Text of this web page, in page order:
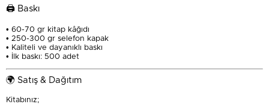
🖨️ Baskı
• 60-70 gr kitap kâğıdı
• 250-300 gr selefon kapak
• Kaliteli ve dayanıklı baskı
• İlk baskı: 500 adet
🌍 Satış & Dağıtım
Kitabınız;